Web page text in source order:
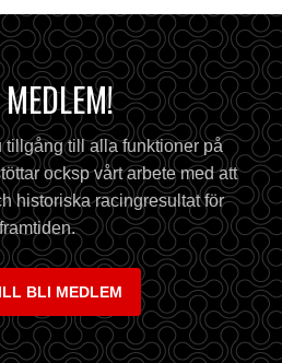
tillgång till alla funktioner på
ocksp vårt arbete med att
historiska racingresultat för
framtiden.
BLI MEDLEM